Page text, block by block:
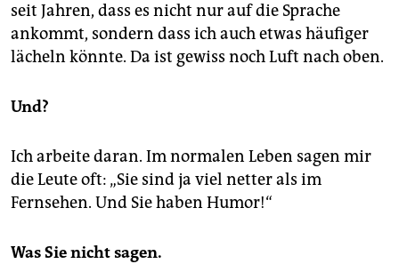
seit Jahren, dass es nicht nur auf die Sprache
ankommt, sondern dass ich auch etwas häufiger
lächeln könnte. Da ist gewiss noch Luft nach oben.
Und?
Ich arbeite daran. Im normalen Leben sagen mir
die Leute oft: „Sie sind ja viel netter als im
Fernsehen. Und Sie haben Humor!“
Was Sie nicht sagen.